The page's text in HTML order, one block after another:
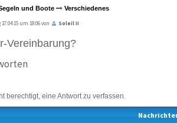
und Boote Verschiedenes
um 18:06 von Soleil II
Vereinbarung?
berechtigt, eine Antwort zu verfassen.